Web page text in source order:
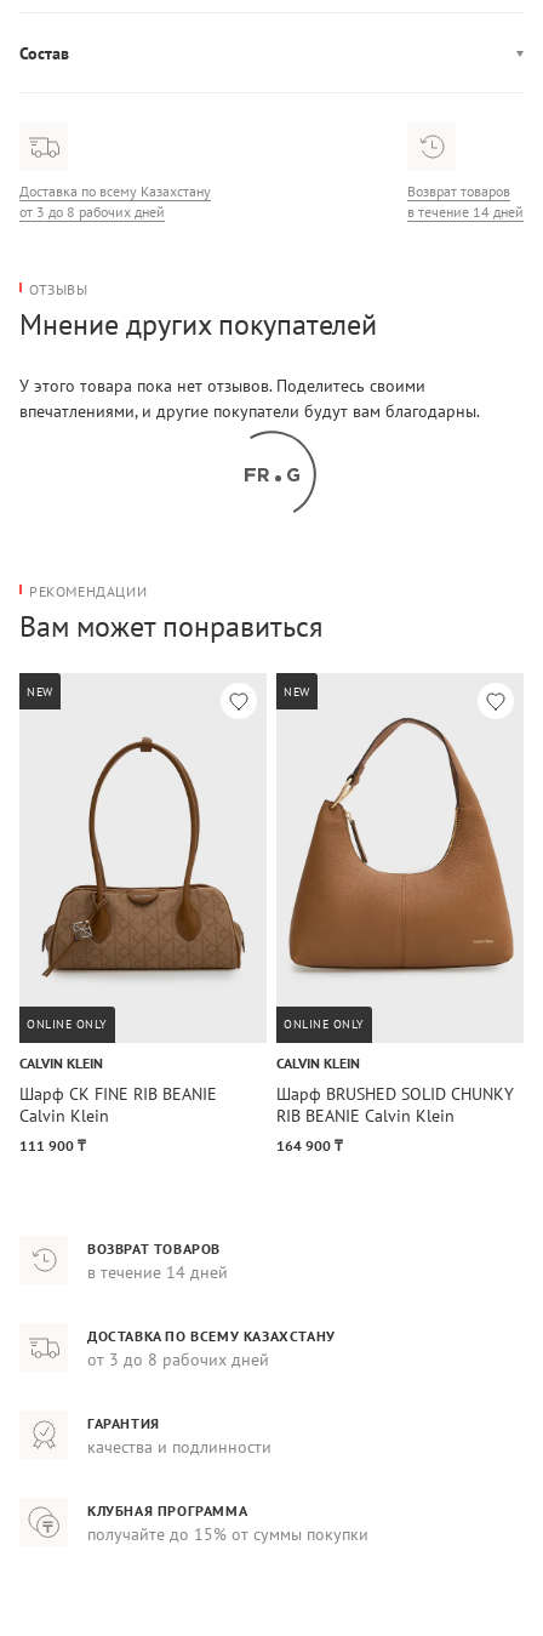
Состав
Доставка по всему Казахстану
от 3 до 8 рабочих дней
Возврат товаров
в течение 14 дней
ОТЗЫВЫ
Мнение других покупателей
У этого товара пока нет отзывов. Поделитесь своими
впечатлениями, и другие покупатели будут вам благодарны.
РЕКОМЕНДАЦИИ
Вам может понравиться
NEW
ONLINE ONLY
CALVIN KLEIN
Шарф CK FINE RIB BEANIE
Calvin Klein
111 900 ₸
NEW
ONLINE ONLY
CALVIN KLEIN
Шарф BRUSHED SOLID CHUNKY
RIB BEANIE Calvin Klein
164 900 ₸
ВОЗВРАТ ТОВАРОВ
в течение 14 дней
ДОСТАВКА ПО ВСЕМУ КАЗАХСТАНУ
от 3 до 8 рабочих дней
ГАРАНТИЯ
качества и подлинности
КЛУБНАЯ ПРОГРАММА
получайте до 15% от суммы покупки